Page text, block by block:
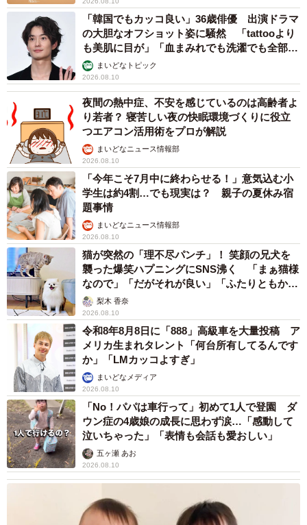
「韓国でもカッコ良い」36歳俳優 出演ドラマ
の大胆なオフショット姿に騒然 「tattooより
も美肌に目が」「血まみれでも洗濯でも全部か
っこいい」
まいどなトピック
2026.08.10
夜間の熱中症、不安を感じているのは高齢者よ
り若者？ 寝苦しい夜の快眠環境づくりに役立
つエアコン活用術をプロが解説
まいどなニュース情報部
2026.08.10
「今年こそ7月中に終わらせる！」意気込む小
学生は約4割…でも現実は？ 親子の夏休み宿
題事情
まいどなニュース情報部
2026.08.10
猫が突然の「理不尽パンチ」！ 笑顔の兄犬を
襲った爆笑ハプニングにSNS沸く 「まぁ猫様
なので」「だがそれが良い」「ふたりともかわ
いいね」
梨木 香奈
2026.08.10
令和8年8月8日に「888」高級車を大量投稿 ア
メリカ生まれタレント「何台所有してるんです
か」「LMカッコよすぎ」
まいどなメディア
2026.08.10
「No！パパは車行って」初めて1人で登園 ダ
ウン症の4歳娘の成長に思わず涙…「感動して
泣いちゃった」「表情も会話も愛おしい」
五ヶ瀬 あお
2026.08.10